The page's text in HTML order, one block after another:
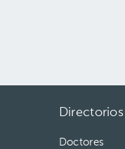
Directorios
Doctores